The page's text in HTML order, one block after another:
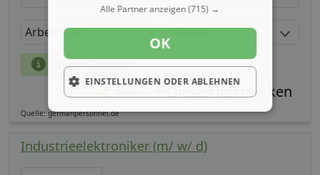
Arbeitszeit Gehalt
mehr Details
Quelle: germanpersonnel.de
Industrieelektroniker (m/ w/ d)
Alle Partner anzeigen(715) →
OK
EINSTELLUNGEN ODER ABLEHNEN